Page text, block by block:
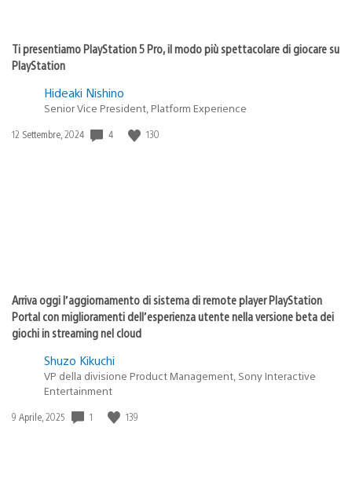
Ti presentiamo PlayStation 5 Pro, il modo più spettacolare di giocare su
PlayStation
Hideaki Nishino
Senior Vice President, Platform Experience
Data
12 Settembre, 2024 4 130
Arriva oggi l’aggiornamento di sistema di remote player PlayStation
Portal con miglioramenti dell’esperienza utente nella versione beta dei
giochi in streaming nel cloud
Shuzo Kikuchi
VP della divisione Product Management, Sony Interactive
Entertainment
Data
9 Aprile, 2025 1 139